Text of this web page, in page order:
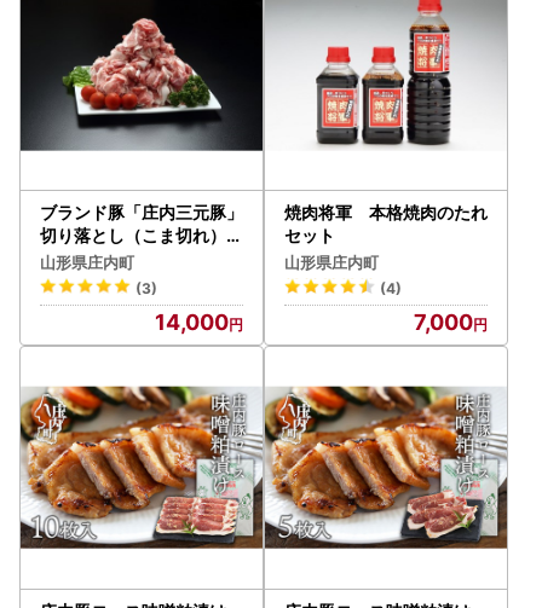
何卒ご了承いただきますようお願い致します。
※農産物などは天候及び生育状況等により発送時期が前後す
る場合がございます。
※申込状況により配送時期が多少前後する場合がございま
ブランド豚「庄内三元豚」
切り落とし（こま切れ）（
1.6kg）
山形県庄内町
(3)
14,000
焼肉将軍 本格焼肉のたれ
セット
山形県庄内町
(4)
7,000